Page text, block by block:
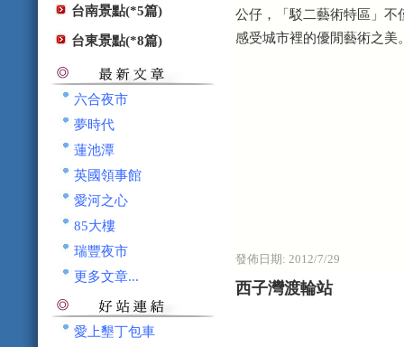
台南景點(*5篇)
台東景點(*8篇)
六合夜市
夢時代
蓮池潭
英國領事館
愛河之心
85大樓
瑞豐夜市
更多文章...
愛上墾丁包車
公仔，「駁二藝術特區」
感受城市裡的優閒藝術之美
發佈日期: 2012/7/29
西子灣渡輪站